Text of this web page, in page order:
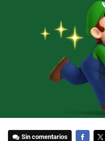
Sin comentarios